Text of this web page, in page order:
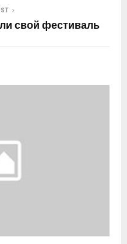
свой фестиваль